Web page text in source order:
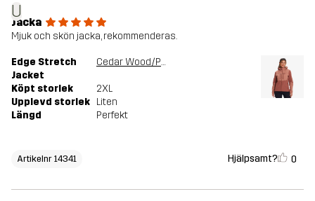
U
Jacka
Mjuk och skön jacka, rekommenderas.
Edge Stretch
Jacket
Cedar Wood/Pink Mahogany
Köpt storlek
2XL
Upplevd storlek Liten
Längd
Perfekt
Artikelnr 14341 Hjälpsamt? 0